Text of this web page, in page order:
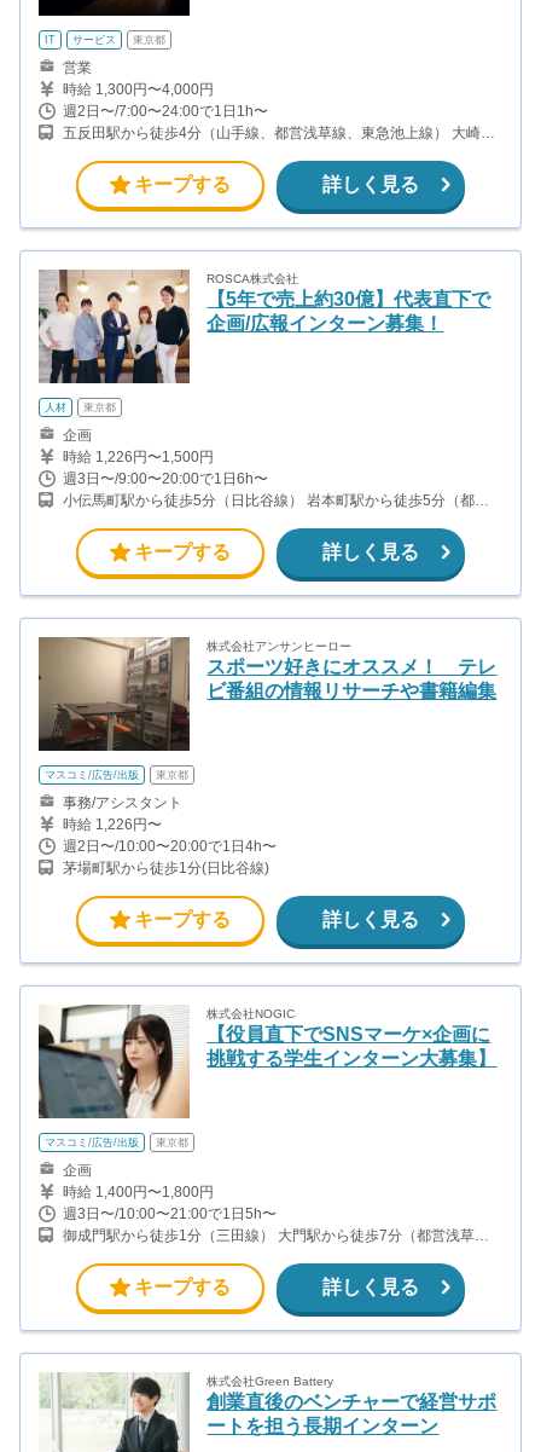
IT サービス 東京都
営業
時給 1,300円〜4,000円
週2日〜/7:00〜24:00で1日1h〜
五反田駅から徒歩4分（山手線、都営浅草線、東急池上線） 大崎駅
キープする 詳しく見る
ROSCA株式会社
【5年で売上約30億】代表直下で
企画/広報インターン募集！
人材 東京都
企画
時給 1,226円〜1,500円
週3日〜/9:00〜20:00で1日6h〜
小伝馬町駅から徒歩5分（日比谷線） 岩本町駅から徒歩5分（都営
（JR）
キープする 詳しく見る
株式会社アンサンヒーロー
スポーツ好きにオススメ！ テレ
ビ番組の情報リサーチや書籍編集
マスコミ/広告/出版 東京都
事務/アシスタント
時給 1,226円〜
週2日〜/10:00〜20:00で1日4h〜
茅場町駅から徒歩1分(日比谷線)
キープする 詳しく見る
株式会社NOGIC
【役員直下でSNSマーケ×企画に
挑戦する学生インターン大募集】
マスコミ/広告/出版 東京都
企画
時給 1,400円〜1,800円
週3日〜/10:00〜21:00で1日5h〜
御成門駅から徒歩1分（三田線） 大門駅から徒歩7分（都営浅草
キープする 詳しく見る
株式会社Green Battery
創業直後のベンチャーで経営サポ
ートを担う長期インターン